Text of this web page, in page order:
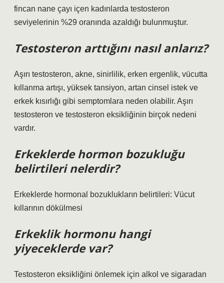
fincan nane çayı içen kadınlarda testosteron
seviyelerinin %29 oranında azaldığı bulunmuştur.
Testosteron arttığını nasıl anlarız?
Aşırı testosteron, akne, sinirlilik, erken ergenlik, vücutta
kıllanma artışı, yüksek tansiyon, artan cinsel istek ve
erkek kısırlığı gibi semptomlara neden olabilir. Aşırı
testosteron ve testosteron eksikliğinin birçok nedeni
vardır.
Erkeklerde hormon bozukluğu
belirtileri nelerdir?
Erkeklerde hormonal bozuklukların belirtileri: Vücut
kıllarının dökülmesi
Erkeklik hormonu hangi
yiyeceklerde var?
Testosteron eksikliğini önlemek için alkol ve sigaradan